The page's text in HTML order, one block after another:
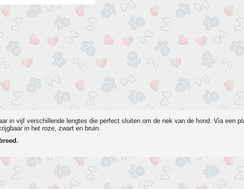
in vijf verschillende lengtes die perfect sluiten om de nek van de hond. Via een
in het roze, zwart en bruin.